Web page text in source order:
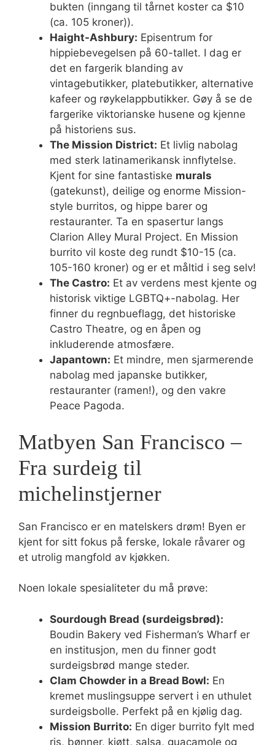
bukten (inngang til tårnet koster ca $10
(ca. 105 kroner)).
Haight-Ashbury: Episentrum for
hippiebevegelsen på 60-tallet. I dag er
det en fargerik blanding av
vintagebutikker, platebutikker, alternative
kafeer og røykelappbutikker. Gøy å se de
fargerike viktorianske husene og kjenne
på historiens sus.
The Mission District: Et livlig nabolag
med sterk latinamerikansk innflytelse.
Kjent for sine fantastiske murals
(gatekunst), deilige og enorme Mission-
style burritos, og hippe barer og
restauranter. Ta en spasertur langs
Clarion Alley Mural Project. En Mission
burrito vil koste deg rundt $10-15 (ca.
105-160 kroner) og er et måltid i seg selv!
The Castro: Et av verdens mest kjente og
historisk viktige LGBTQ+-nabolag. Her
finner du regnbueflagg, det historiske
Castro Theatre, og en åpen og
inkluderende atmosfære.
Japantown: Et mindre, men sjarmerende
nabolag med japanske butikker,
restauranter (ramen!), og den vakre
Peace Pagoda.
Matbyen San Francisco –
Fra surdeig til
michelinstjerner
San Francisco er en matelskers drøm! Byen er
kjent for sitt fokus på ferske, lokale råvarer og
et utrolig mangfold av kjøkken.
Noen lokale spesialiteter du må prøve:
Sourdough Bread (surdeigsbrød):
Boudin Bakery ved Fisherman’s Wharf er
en institusjon, men du finner godt
surdeigsbrød mange steder.
Clam Chowder in a Bread Bowl: En
kremet muslingsuppe servert i en uthulet
surdeigsbolle. Perfekt på en kjølig dag.
Mission Burrito: En diger burrito fylt med
ris, bønner, kjøtt, salsa, guacamole og